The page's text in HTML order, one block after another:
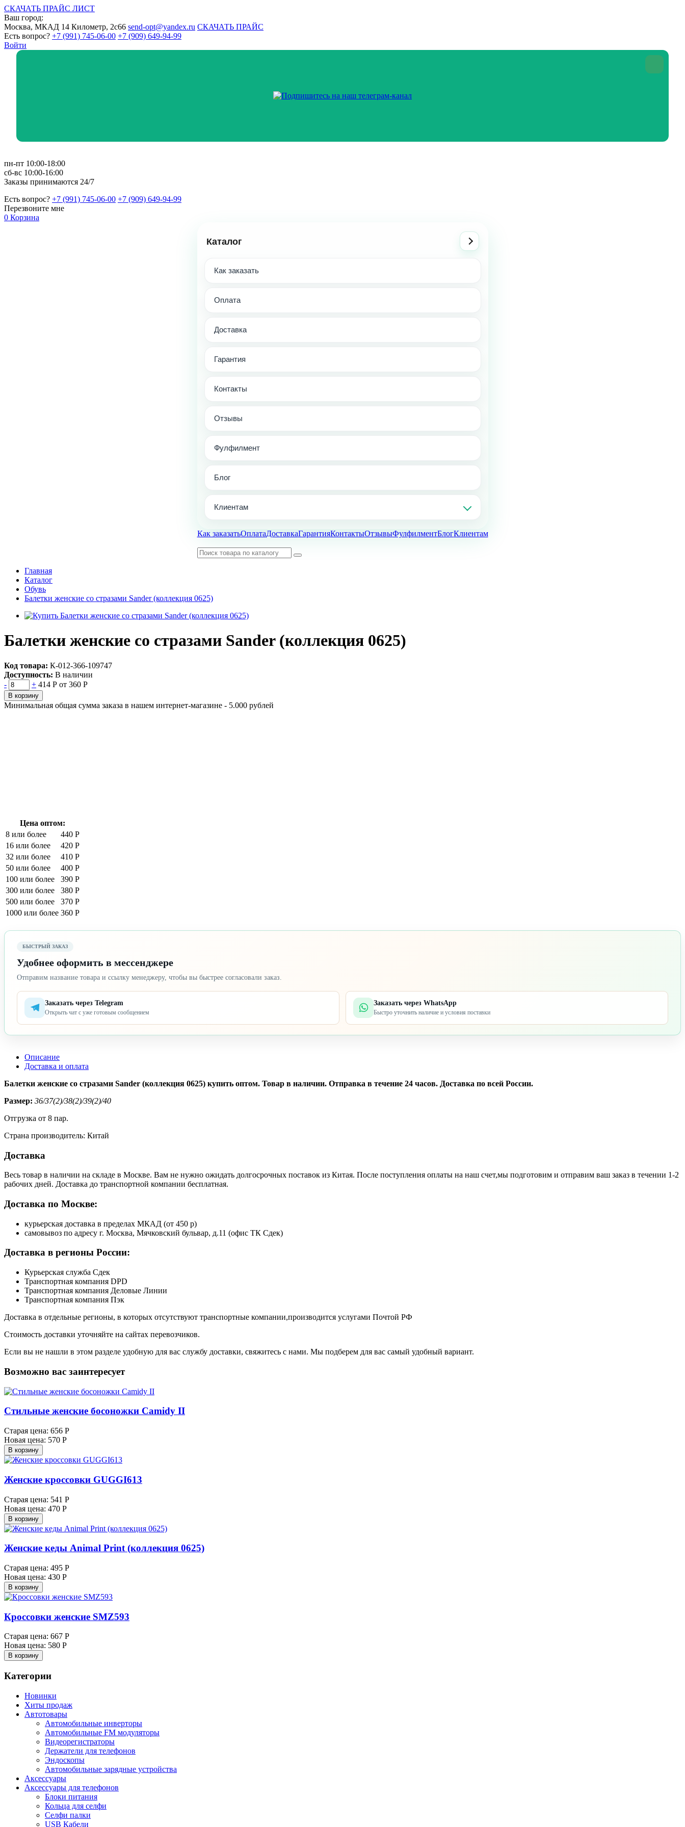
СКАЧАТЬ ПРАЙС ЛИСТ
Ваш город:
Москва, МКАД 14 Километр, 2с66 send-opt@yandex.ru СКАЧАТЬ ПРАЙС
Есть вопрос? +7 (991) 745-06-00 +7 (909) 649-94-99
Войти
пн-пт 10:00-18:00
сб-вс 10:00-16:00
Заказы принимаются 24/7
Есть вопрос? +7 (991) 745-06-00 +7 (909) 649-94-99
Перезвоните мне
0 Корзина
Каталог
Как заказать
Оплата
Доставка
Гарантия
Контакты
Отзывы
Фулфилмент
Блог
Клиентам
Как заказатьОплатаДоставкаГарантияКонтактыОтзывыФулфилментБлогКлиентам
Главная
Каталог
Обувь
Балетки женские со стразами Sander (коллекция 0625)
Балетки женские со стразами Sander (коллекция 0625)
Код товара: К-012-366-109747
Доступность: В наличии
-
+ 414 Р от 360 Р
В корзину
Минимальная общая сумма заказа в нашем интернет-магазине - 5.000 рублей
Цена оптом:
8 или более
440 Р
16 или более
420 Р
32 или более
410 Р
50 или более
400 Р
100 или более
390 Р
300 или более
380 Р
500 или более
370 Р
1000 или более 360 Р
БЫСТРЫЙ ЗАКАЗ
Удобнее оформить в мессенджере
Отправим название товара и ссылку менеджеру, чтобы вы быстрее согласовали заказ.
Заказать через Telegram
Открыть чат с уже готовым сообщением
Заказать через WhatsApp
Быстро уточнить наличие и условия поставки
Описание
Доставка и оплата
Балетки женские со стразами Sander (коллекция 0625) купить оптом. Товар в наличии. Отправка в течение 24 часов. Доставка по всей России.
Размер: 36/37(2)/38(2)/39(2)/40
Отгрузка от 8 пар.
Страна производитель: Китай
Доставка
Весь товар в наличии на складе в Москве. Вам не нужно ожидать долгосрочных поставок из Китая. После поступления оплаты на наш счет,мы подготовим и отправим ваш заказ в течении 1-2
рабочих дней. Доставка до транспортной компании бесплатная.
Доставка по Москве:
курьерская доставка в пределах МКАД (от 450 р)
самовывоз по адресу г. Москва, Мячковский бульвар, д.11 (офис ТК Сдек)
Доставка в регионы России:
Курьерская служба Сдек
Транспортная компания DPD
Транспортная компания Деловые Линии
Транспортная компания Пэк
Доставка в отдельные регионы, в которых отсутствуют транспортные компании,производится услугами Почтой РФ
Стоимость доставки уточняйте на сайтах перевозчиков.
Если вы не нашли в этом разделе удобную для вас службу доставки, свяжитесь с нами. Мы подберем для вас самый удобный вариант.
Возможно вас заинтересует
Стильные женские босоножки Camidy II
Старая цена: 656 Р
Новая цена: 570 Р
В корзину
Женские кроссовки GUGGI613
Старая цена: 541 Р
Новая цена: 470 Р
В корзину
Женские кеды Animal Print (коллекция 0625)
Старая цена: 495 Р
Новая цена: 430 Р
В корзину
Кроссовки женские SMZ593
Старая цена: 667 Р
Новая цена: 580 Р
В корзину
Категории
Новинки
Хиты продаж
Автотовары
Автомобильные инверторы
Автомобильные FM модуляторы
Видеорегистраторы
Держатели для телефонов
Эндоскопы
Автомобильные зарядные устройства
Аксессуары
Аксессуары для телефонов
Блоки питания
Кольца для селфи
Селфи палки
USB Кабели